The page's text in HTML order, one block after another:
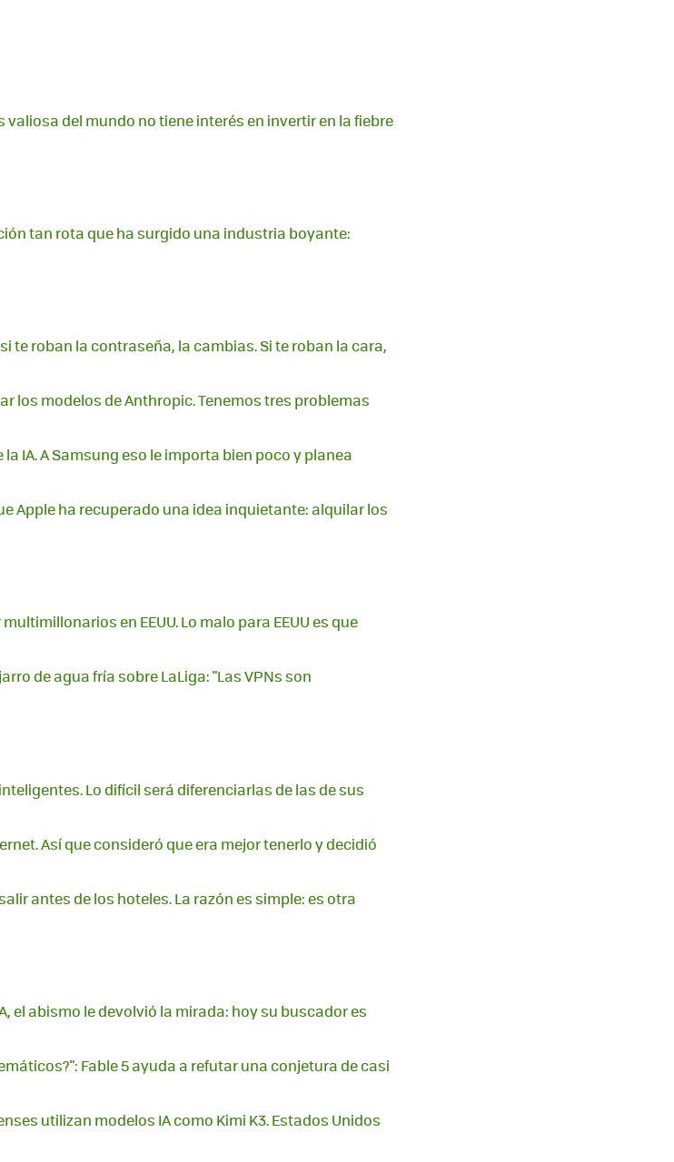
valiosa del mundo no tiene interés en invertir en la fiebre
tan rota que ha surgido una industria boyante:
te roban la contraseña, la cambias. Si te roban la cara,
los modelos de Anthropic. Tenemos tres problemas
IA. A Samsung eso le importa bien poco y planea
Apple ha recuperado una idea inquietante: alquilar los
en EEUU. Lo malo para EEUU es que
de agua fría sobre LaLiga: "Las VPNs son
Lo difícil será diferenciarlas de las de sus
Así que consideró que era mejor tenerlo y decidió
antes de los hoteles. La razón es simple: es otra
el abismo le devolvió la mirada: hoy su buscador es
Fable 5 ayuda a refutar una conjetura de casi
utilizan modelos IA como Kimi K3. Estados Unidos